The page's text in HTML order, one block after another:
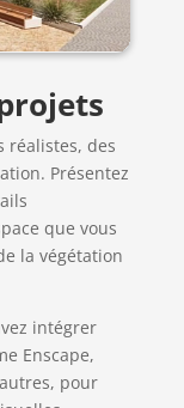
réalistes, des
Présentez
que vous
la végétation
intégrer
Enscape,
pour